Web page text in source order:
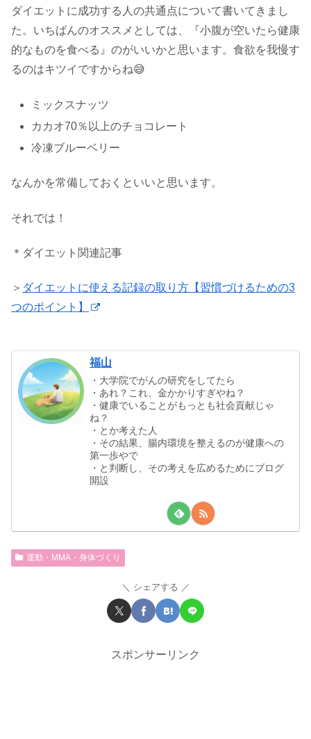
ダイエットに成功する人の共通点について書いてきまし
た。いちばんのオススメとしては、『小腹が空いたら健康
的なものを食べる』のがいいかと思います。食欲を我慢す
るのはキツイですからね😅
ミックスナッツ
カカオ70％以上のチョコレート
冷凍ブルーベリー
なんかを常備しておくといいと思います。
それでは！
＊ダイエット関連記事
＞ ダイエットに使える記録の取り方【習慣づけるための3
つのポイント】
福山
・大学院でがんの研究をしてたら
・あれ？これ、金かかりすぎやね？
・健康でいることがもっとも社会貢献じゃ
ね？
・とか考えた人
・その結果、腸内環境を整えるのが健康への
第一歩やで
・と判断し、その考えを広めるためにブログ
開設
運動・MMA・身体づくり
シェアする
スポンサーリンク